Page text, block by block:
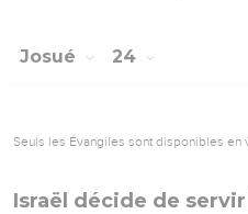
Josué 24
Seuls les Évangiles sont disponibles en
Israël décide de